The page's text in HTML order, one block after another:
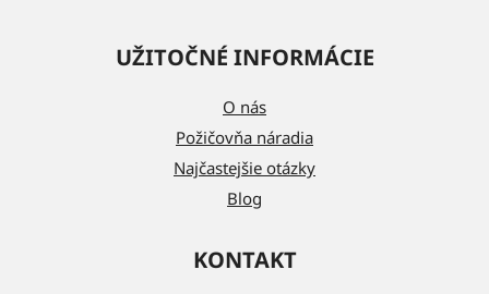
UŽITOČNÉ INFORMÁCIE
O nás
Požičovňa náradia
Najčastejšie otázky
Blog
KONTAKT